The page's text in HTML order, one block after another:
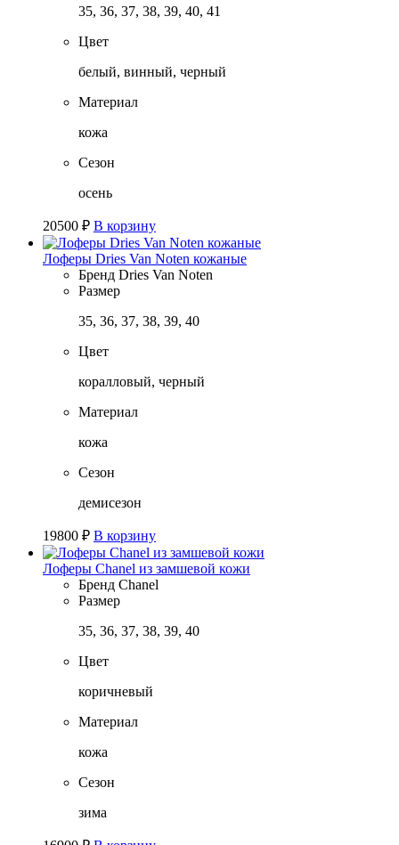
35, 36, 37, 38, 39, 40, 41
Цвет
белый, винный, черный
Материал
кожа
Сезон
осень
20500 ₽ В корзину
Лоферы Dries Van Noten кожаные
Бренд Dries Van Noten
Размер
35, 36, 37, 38, 39, 40
Цвет
коралловый, черный
Материал
кожа
Сезон
демисезон
19800 ₽ В корзину
Лоферы Chanel из замшевой кожи
Бренд Chanel
Размер
35, 36, 37, 38, 39, 40
Цвет
коричневый
Материал
кожа
Сезон
зима